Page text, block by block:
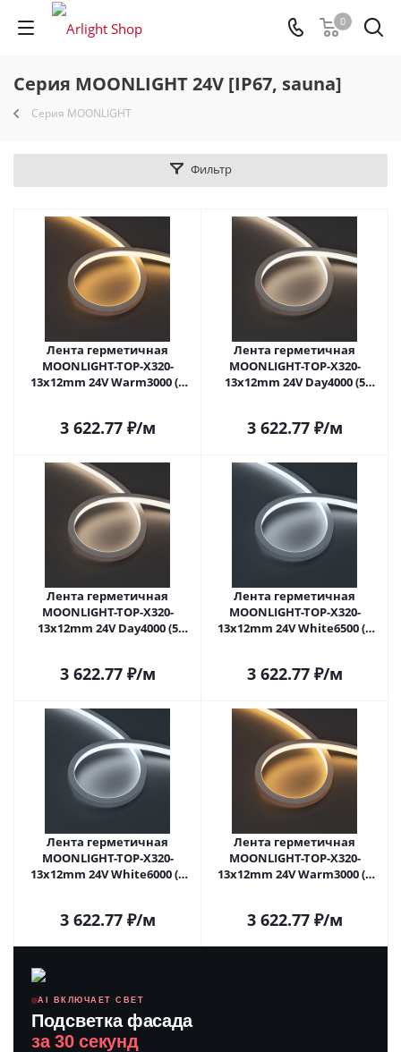
0
Серия MOONLIGHT 24V [IP67, sauna]
Серия MOONLIGHT
Фильтр
Лента герметичная
MOONLIGHT-TOP-X320-
13x12mm 24V Warm3000 (5
года)
3 622.77₽/м
Лента герметичная
MOONLIGHT-TOP-X320-
13x12mm 24V Day4000 (5
года)
3 622.77₽/м
Лента герметичная
MOONLIGHT-TOP-X320-
13x12mm 24V Day4000 (5
года)
3 622.77₽/м
Лента герметичная
MOONLIGHT-TOP-X320-
13x12mm 24V White6500 (5
года)
3 622.77₽/м
Лента герметичная
MOONLIGHT-TOP-X320-
13x12mm 24V White6000 (5
года)
3 622.77₽/м
Лента герметичная
MOONLIGHT-TOP-X320-
13x12mm 24V Warm3000 (5
года)
3 622.77₽/м
AI ВКЛЮЧАЕТ СВЕТ
Подсветка фасада
за 30 секунд